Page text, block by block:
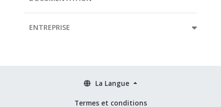
ENTREPRISE
Termes et conditions
La Langue